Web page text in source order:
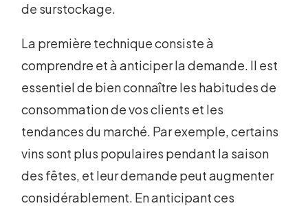
de surstockage.
La première technique consiste à
comprendre et à anticiper la demande. Il est
essentiel de bien connaître les habitudes de
consommation de vos clients et les
tendances du marché. Par exemple, certains
vins sont plus populaires pendant la saison
des fêtes, et leur demande peut augmenter
considérablement. En anticipant ces